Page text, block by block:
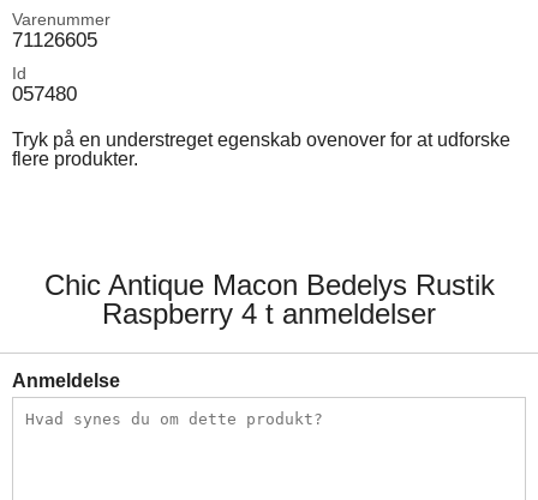
Varenummer
71126605
Id
057480
Tryk på en understreget egenskab ovenover for at udforske
flere produkter.
Chic Antique Macon Bedelys Rustik
Raspberry 4 t anmeldelser
Anmeldelse